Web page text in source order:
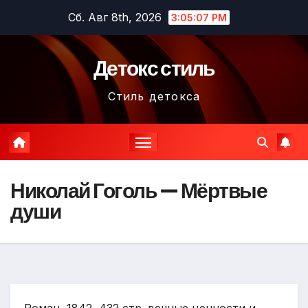
содержимому
Сб. Авг 8th, 2026 3:05:08 PM
Детокс стиль
Стиль детокса
Николай Гоголь — Мёртвые
души